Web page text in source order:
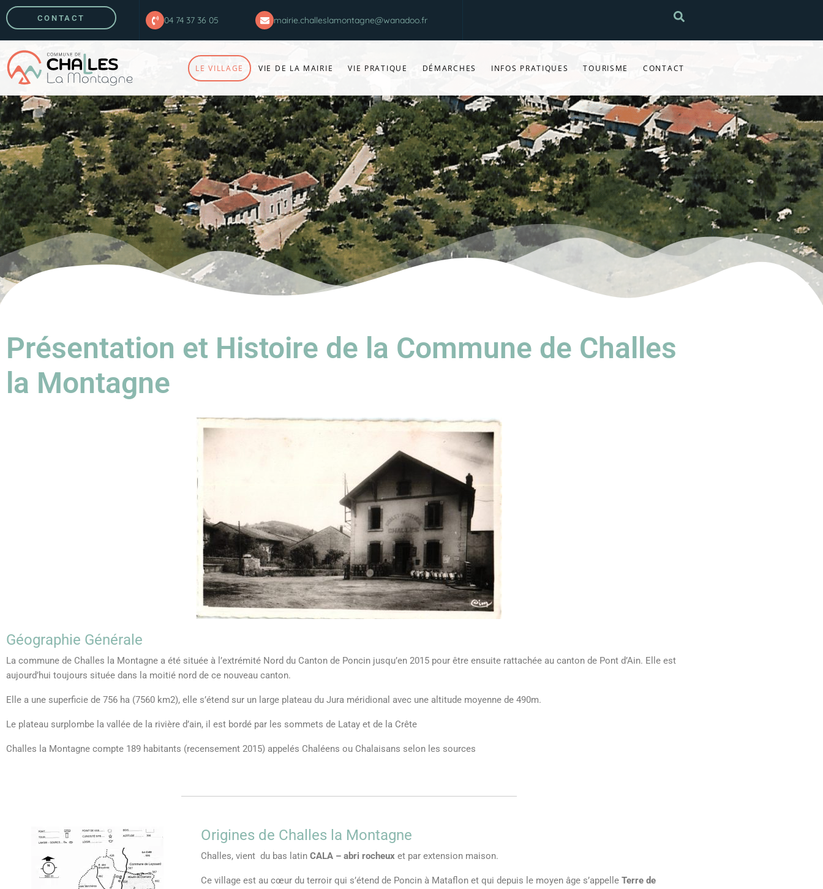
CONTACT 04 74 37 36 05 mairie.challeslamontagne@wanadoo.fr
LE VILLAGE VIE DE LA MAIRIE VIE PRATIQUE DÉMARCHES INFOS PRATIQUES TOURISME CONTACT
Présentation et Histoire de la Commune de Challes
la Montagne
Géographie Générale
La commune de Challes la Montagne a été située à l’extrémité Nord du Canton de Poncin jusqu’en 2015 pour être ensuite rattachée au canton de Pont d’Ain. Elle est
aujourd’hui toujours située dans la moitié nord de ce nouveau canton.
Elle a une superficie de 756 ha (7560 km2), elle s’étend sur un large plateau du Jura méridional avec une altitude moyenne de 490m.
Le plateau surplombe la vallée de la rivière d’ain, il est bordé par les sommets de Latay et de la Crête
Challes la Montagne compte 189 habitants (recensement 2015) appelés Chaléens ou Chalaisans selon les sources
Origines de Challes la Montagne
Challes, vient du bas latin CALA – abri rocheux et par extension maison.
Ce village est au cœur du terroir qui s’étend de Poncin à Mataflon et qui depuis le moyen âge s’appelle Terre de